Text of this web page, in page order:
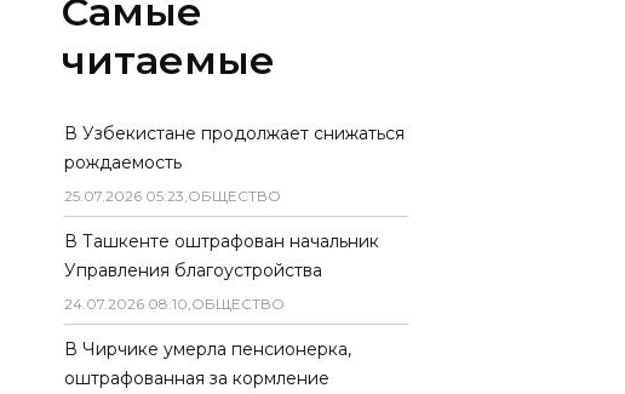
Самые
читаемые
В Узбекистане продолжает снижаться
рождаемость
25.07.2026 05:23,ОБЩЕСТВО
В Ташкенте оштрафован начальник
Управления благоустройства
24.07.2026 08:10,ОБЩЕСТВО
В Чирчике умерла пенсионерка,
оштрафованная за кормление